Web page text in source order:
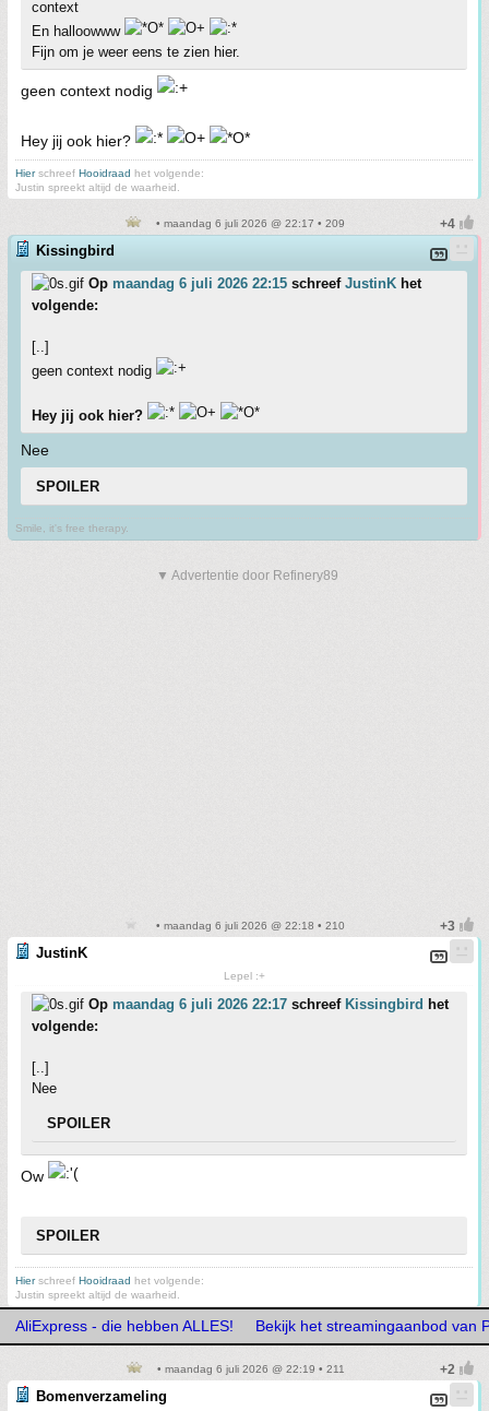
context
En halloowww
Fijn om je weer eens te zien hier.
geen context nodig
Hey jij ook hier?
Hierschreef Hooidraad het volgende:
Justin spreekt altijd de waarheid.
• maandag 6 juli 2026 @ 22:17 • 209
Kissingbird
Op maandag 6 juli 2026 22:15 schreef JustinK het
volgende:
[..]
geen context nodig
Hey jij ook hier?
Nee
SPOILER
Smile, it's free therapy.
▼ Advertentie door Refinery89
• maandag 6 juli 2026 @ 22:18 • 210
JustinK
Lepel :+
Op maandag 6 juli 2026 22:17 schreef Kissingbird het
volgende:
[..]
Nee
SPOILER
Ow
SPOILER
Hierschreef Hooidraad het volgende:
Justin spreekt altijd de waarheid.
AliExpress - die hebben ALLES! Bekijk het streamingaanbod van
• maandag 6 juli 2026 @ 22:19 • 211
Bomenverzameling